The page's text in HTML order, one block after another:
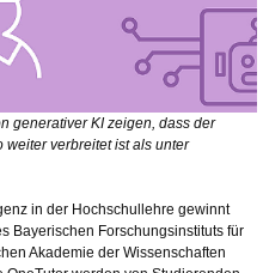
generativer KI zeigen, dass der
weiter verbreitet ist als unter
in der Hochschullehre gewinnt
Bayerischen Forschungsinstituts für
Akademie der Wissenschaften